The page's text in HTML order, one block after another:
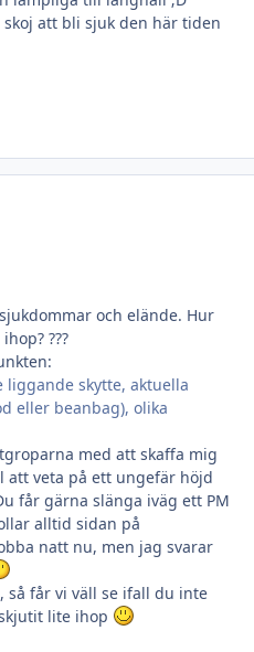
att bli sjuk den här tiden
och elände. Hur
???
liggande skytte, aktuella
eller beanbag), olika
med att skaffa mig
att veta på ett ungefär höjd
får gärna slänga iväg ett PM
alltid sidan på
natt nu, men jag svarar
så får vi väll se ifall du inte
lite ihop